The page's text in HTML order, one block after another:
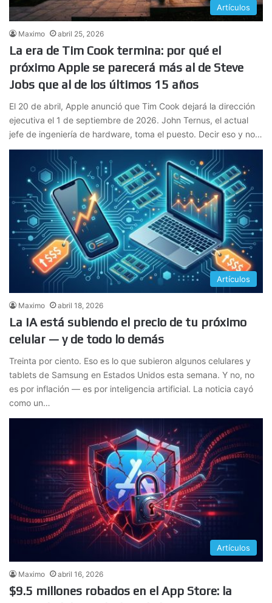
Artículos
Maximo abril 25, 2026
La era de Tim Cook termina: por qué el
próximo Apple se parecerá más al de Steve
Jobs que al de los últimos 15 años
El 20 de abril, Apple anunció que Tim Cook dejará la dirección
ejecutiva el 1 de septiembre de 2026. John Ternus, el actual
jefe de ingeniería de hardware, toma el puesto. Decir eso y no…
Artículos
Maximo abril 18, 2026
La IA está subiendo el precio de tu próximo
celular — y de todo lo demás
Treinta por ciento. Eso es lo que subieron algunos celulares y
tablets de Samsung en Estados Unidos esta semana. Y no, no
es por inflación — es por inteligencia artificial. La noticia cayó
como un…
Artículos
Maximo abril 16, 2026
$9.5 millones robados en el App Store: la